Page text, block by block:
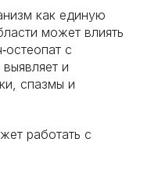
как единую
может влиять
с
и
спазмы и
работать с